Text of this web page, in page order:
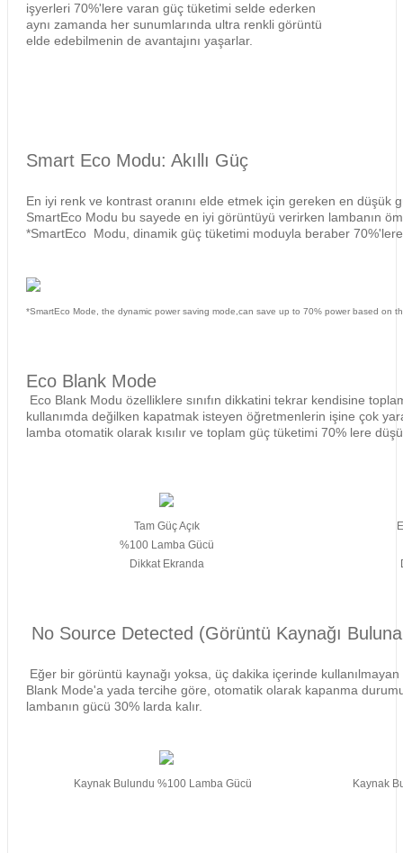
işyerleri 70%'lere varan güç tüketimi selde ederken
aynı zamanda her sunumlarında ultra renkli görüntü
elde edebilmenin de avantajını yaşarlar.
Smart Eco Modu: Akıllı Güç
En iyi renk ve kontrast oranını elde etmek için gereken en düşük
SmartEco Modu bu sayede en iyi görüntüyü verirken lambanın
*SmartEco Modu, dinamik güç tüketimi moduyla beraber
*SmartEco Mode, the dynamic power saving mode,can save up to 70% power based on
Eco Blank Mode
Eco Blank Modu özelliklere sınıfın dikkatini tekrar kendisine
kullanımda değilken kapatmak isteyen öğretmenlerin işine çok
lamba otomatik olarak kısılır ve toplam güç tüketimi 70% lere
Tam Güç Açık
%100 Lamba Gücü
Dikkat Ekranda
No Source Detected (Görüntü Kaynağı
Eğer bir görüntü kaynağı yoksa, üç dakika içerinde
Blank Mode'a yada tercihe göre, otomatik olarak kapanma
lambanın gücü 30% larda kalır.
Kaynak Bulundu %100 Lamba Gücü Kaynak